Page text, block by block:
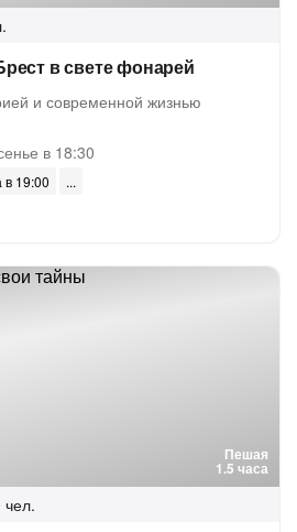
в свете фонарей
и современной жизнью
в 18:30
в 19:00
Пешая
1.5 часа
чел.